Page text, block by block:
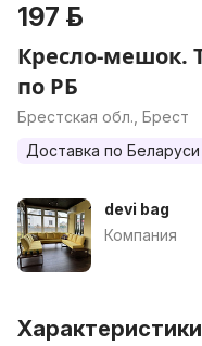
197 р.
Кресло-мешок.
по РБ
Брестская обл., Брест
Доставка по Беларуси
devi bag
Компания
Характеристики